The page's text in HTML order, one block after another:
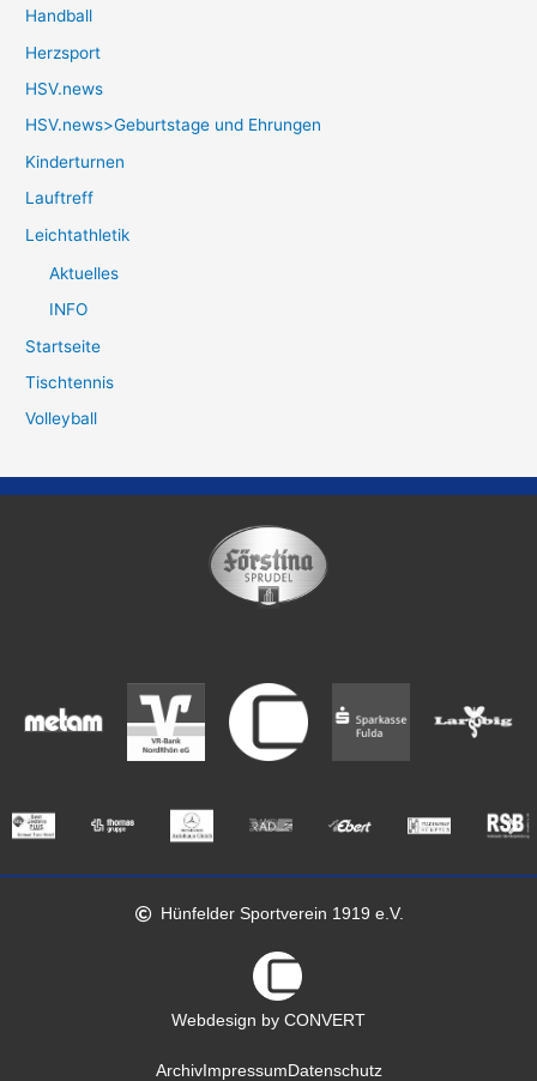
Handball
Herzsport
HSV.news
HSV.news>Geburtstage und Ehrungen
Kinderturnen
Lauftreff
Leichtathletik
Aktuelles
INFO
Startseite
Tischtennis
Volleyball
Hünfelder Sportverein 1919 e.V.
Webdesign by CONVERT
ArchivImpressumDatenschutz